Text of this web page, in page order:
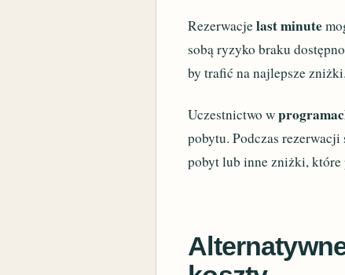
Rezerwacjelast minute
sobą ryzyko braku
by trafić na najlepsze zniżki.
Uczestnictwo w
pobytu. Podczas
pobyt lub inne zniżki, które